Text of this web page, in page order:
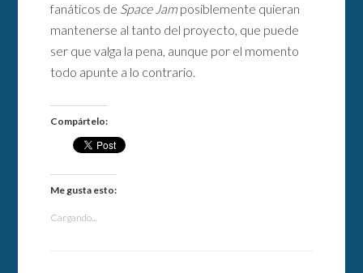
fanáticos de Space Jam posiblemente quieran
mantenerse al tanto del proyecto, que puede
ser que valga la pena, aunque por el momento
todo apunte a lo contrario.
Compártelo:
Me gusta esto:
Cargando...